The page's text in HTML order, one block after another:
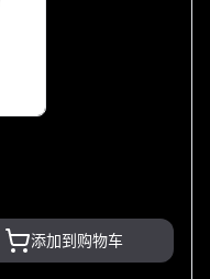
添加到购物车